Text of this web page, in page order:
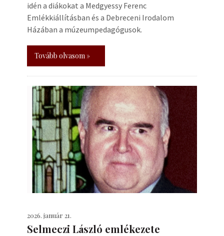
idén a diákokat a Medgyessy Ferenc
Emlékkiállításban és a Debreceni Irodalom
Házában a múzeumpedagógusok.
Tovább olvasom »
2026. január 21.
Selmeczi László emlékezete